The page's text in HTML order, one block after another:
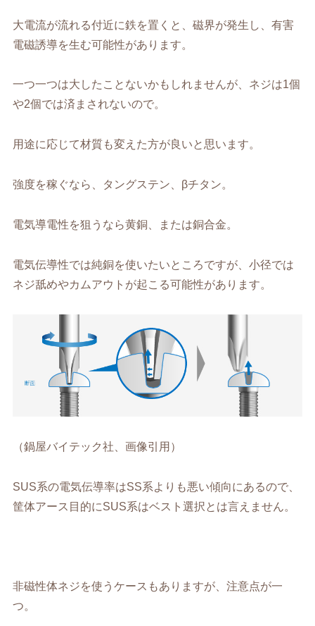
大電流が流れる付近に鉄を置くと、磁界が発生し、有害
電磁誘導を生む可能性があります。
一つ一つは大したことないかもしれませんが、ネジは1個
や2個では済まされないので。
用途に応じて材質も変えた方が良いと思います。
強度を稼ぐなら、タングステン、βチタン。
電気導電性を狙うなら黄銅、または銅合金。
電気伝導性では純銅を使いたいところですが、小径では
ネジ舐めやカムアウトが起こる可能性があります。
（鍋屋バイテック社、画像引用）
SUS系の電気伝導率はSS系よりも悪い傾向にあるので、
筐体アース目的にSUS系はベスト選択とは言えません。
非磁性体ネジを使うケースもありますが、注意点が一
つ。